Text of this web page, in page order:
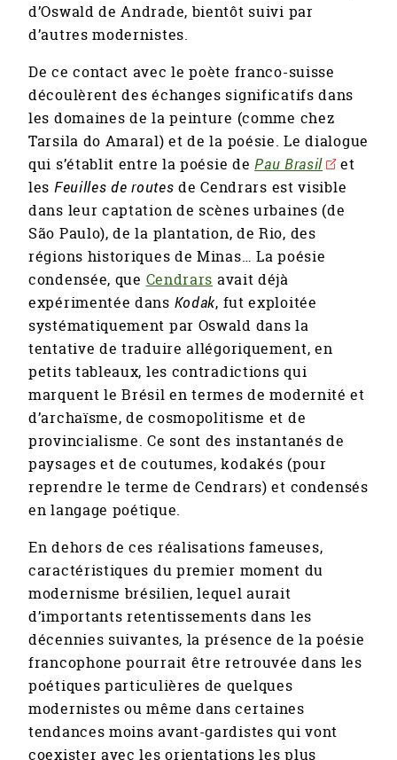
d’Oswald de Andrade, bientôt suivi par
d’autres modernistes.
De ce contact avec le poète franco-suisse
découlèrent des échanges significatifs dans
les domaines de la peinture (comme chez
Tarsila do Amaral) et de la poésie. Le dialogue
qui s’établit entre la poésie dePau Brasil
et
les Feuilles de routes de Cendrars est visible
dans leur captation de scènes urbaines (de
São Paulo), de la plantation, de Rio, des
régions historiques de Minas… La poésie
condensée, que Cendrars avait déjà
expérimentée dans Kodak, fut exploitée
systématiquement par Oswald dans la
tentative de traduire allégoriquement, en
petits tableaux, les contradictions qui
marquent le Brésil en termes de modernité et
d’archaïsme, de cosmopolitisme et de
provincialisme. Ce sont des instantanés de
paysages et de coutumes, kodakés (pour
reprendre le terme de Cendrars) et condensés
en langage poétique.
En dehors de ces réalisations fameuses,
caractéristiques du premier moment du
modernisme brésilien, lequel aurait
d’importants retentissements dans les
décennies suivantes, la présence de la poésie
francophone pourrait être retrouvée dans les
poétiques particulières de quelques
modernistes ou même dans certaines
tendances moins avant-gardistes qui vont
coexister avec les orientations les plus